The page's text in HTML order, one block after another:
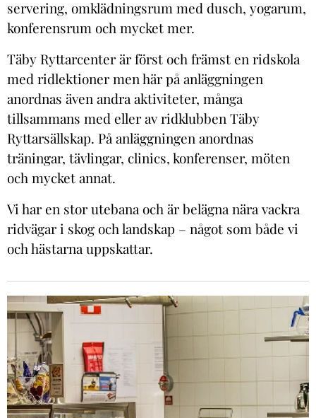
servering, omklädningsrum med dusch, yogarum,
konferensrum och mycket mer.
Täby Ryttarcenter är först och främst en ridskola
med ridlektioner men här på anläggningen
anordnas även andra aktiviteter, många
tillsammans med eller av ridklubben Täby
Ryttarsällskap. På anläggningen anordnas
träningar, tävlingar, clinics, konferenser, möten
och mycket annat.
Vi har en stor utebana och är belägna nära vackra
ridvägar i skog och landskap – något som både vi
och hästarna uppskattar.